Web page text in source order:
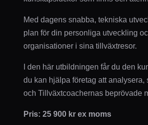
Med dagens snabba, tekniska
plan för din personliga utveckling
organisationer i sina tillväxtresor.
I den här utbildningen får du den
du kan hjälpa företag att
och Tillväxtcoachernas beprövade
Pris: 25 900 kr ex moms